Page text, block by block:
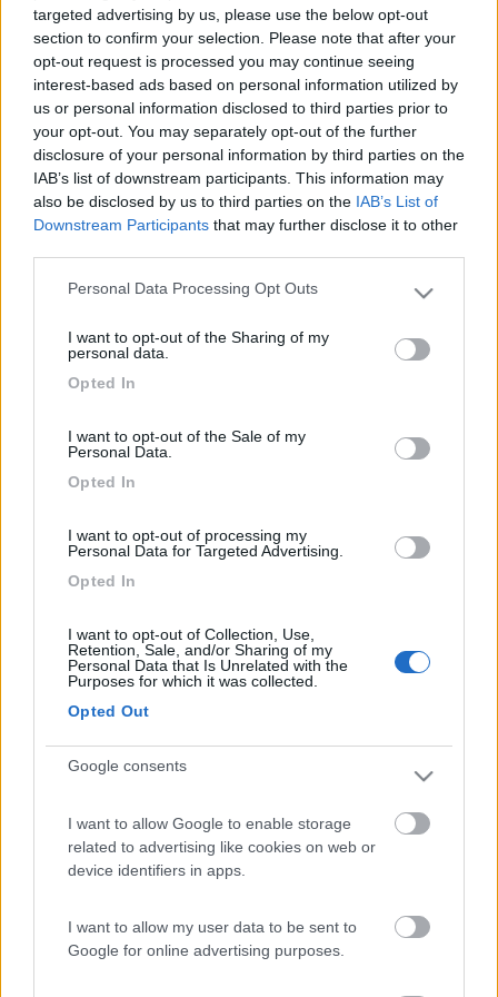
targeted advertising by us, please use the below opt-out
section to confirm your selection. Please note that after your
opt-out request is processed you may continue seeing
interest-based ads based on personal information utilized by
us or personal information disclosed to third parties prior to
your opt-out. You may separately opt-out of the further
disclosure of your personal information by third parties on the
IAB’s list of downstream participants. This information may
also be disclosed by us to third parties on the IAB’s List of
Downstream Participants that may further disclose it to other
Please note that this website/app uses one or more Google
not limited to your visit or usage behaviour. You may click to
use your data for below specified purposes in below Google
Personal Data Processing Opt Outs
I want to opt-out of the Sharing of my
personal data.
Opted In
I want to opt-out of the Sale of my
Personal Data.
Opted In
I want to opt-out of processing my
Personal Data for Targeted Advertising.
Opted In
I want to opt-out of Collection, Use,
Retention, Sale, and/or Sharing of my
Personal Data that Is Unrelated with the
Purposes for which it was collected.
Opted Out
Google consents
I want to allow Google to enable storage
related to advertising like cookies on web or
device identifiers in apps.
I want to allow my user data to be sent to
Google for online advertising purposes.
Yuma58-OLD
-
Inserito il 18/06/2006 alle: 20:05:03
quote:Originally posted by alcan
Grazie per la risposta... La tensione e' di circa 13v ed il filtro e'
perfettamente pulito. La pompa non impiega un po' a
spegnersi, non si spegne +!!! L'unica cosa che ho notato e' che
non aspira + nulla e che e' della Fiamma!![:)] >
> SHURFLO e non ci pensi +.
cippalippa
Inserito il18/06/2006 alle:21:14:41
riesce a farleche durino?
jimbo65
Inserito il18/06/2006 alle:
Grazie per la risposta... La tensione e' di circa 13v ed il filtro e'
perfettamente pulito. La pompa non impiega un po' a
spegnersi, non si spegne +!!! L'unica cosa che ho notato e' che
> se sei sicuro che non aspira aria, cambia la pompa o
revisionala. Ciao